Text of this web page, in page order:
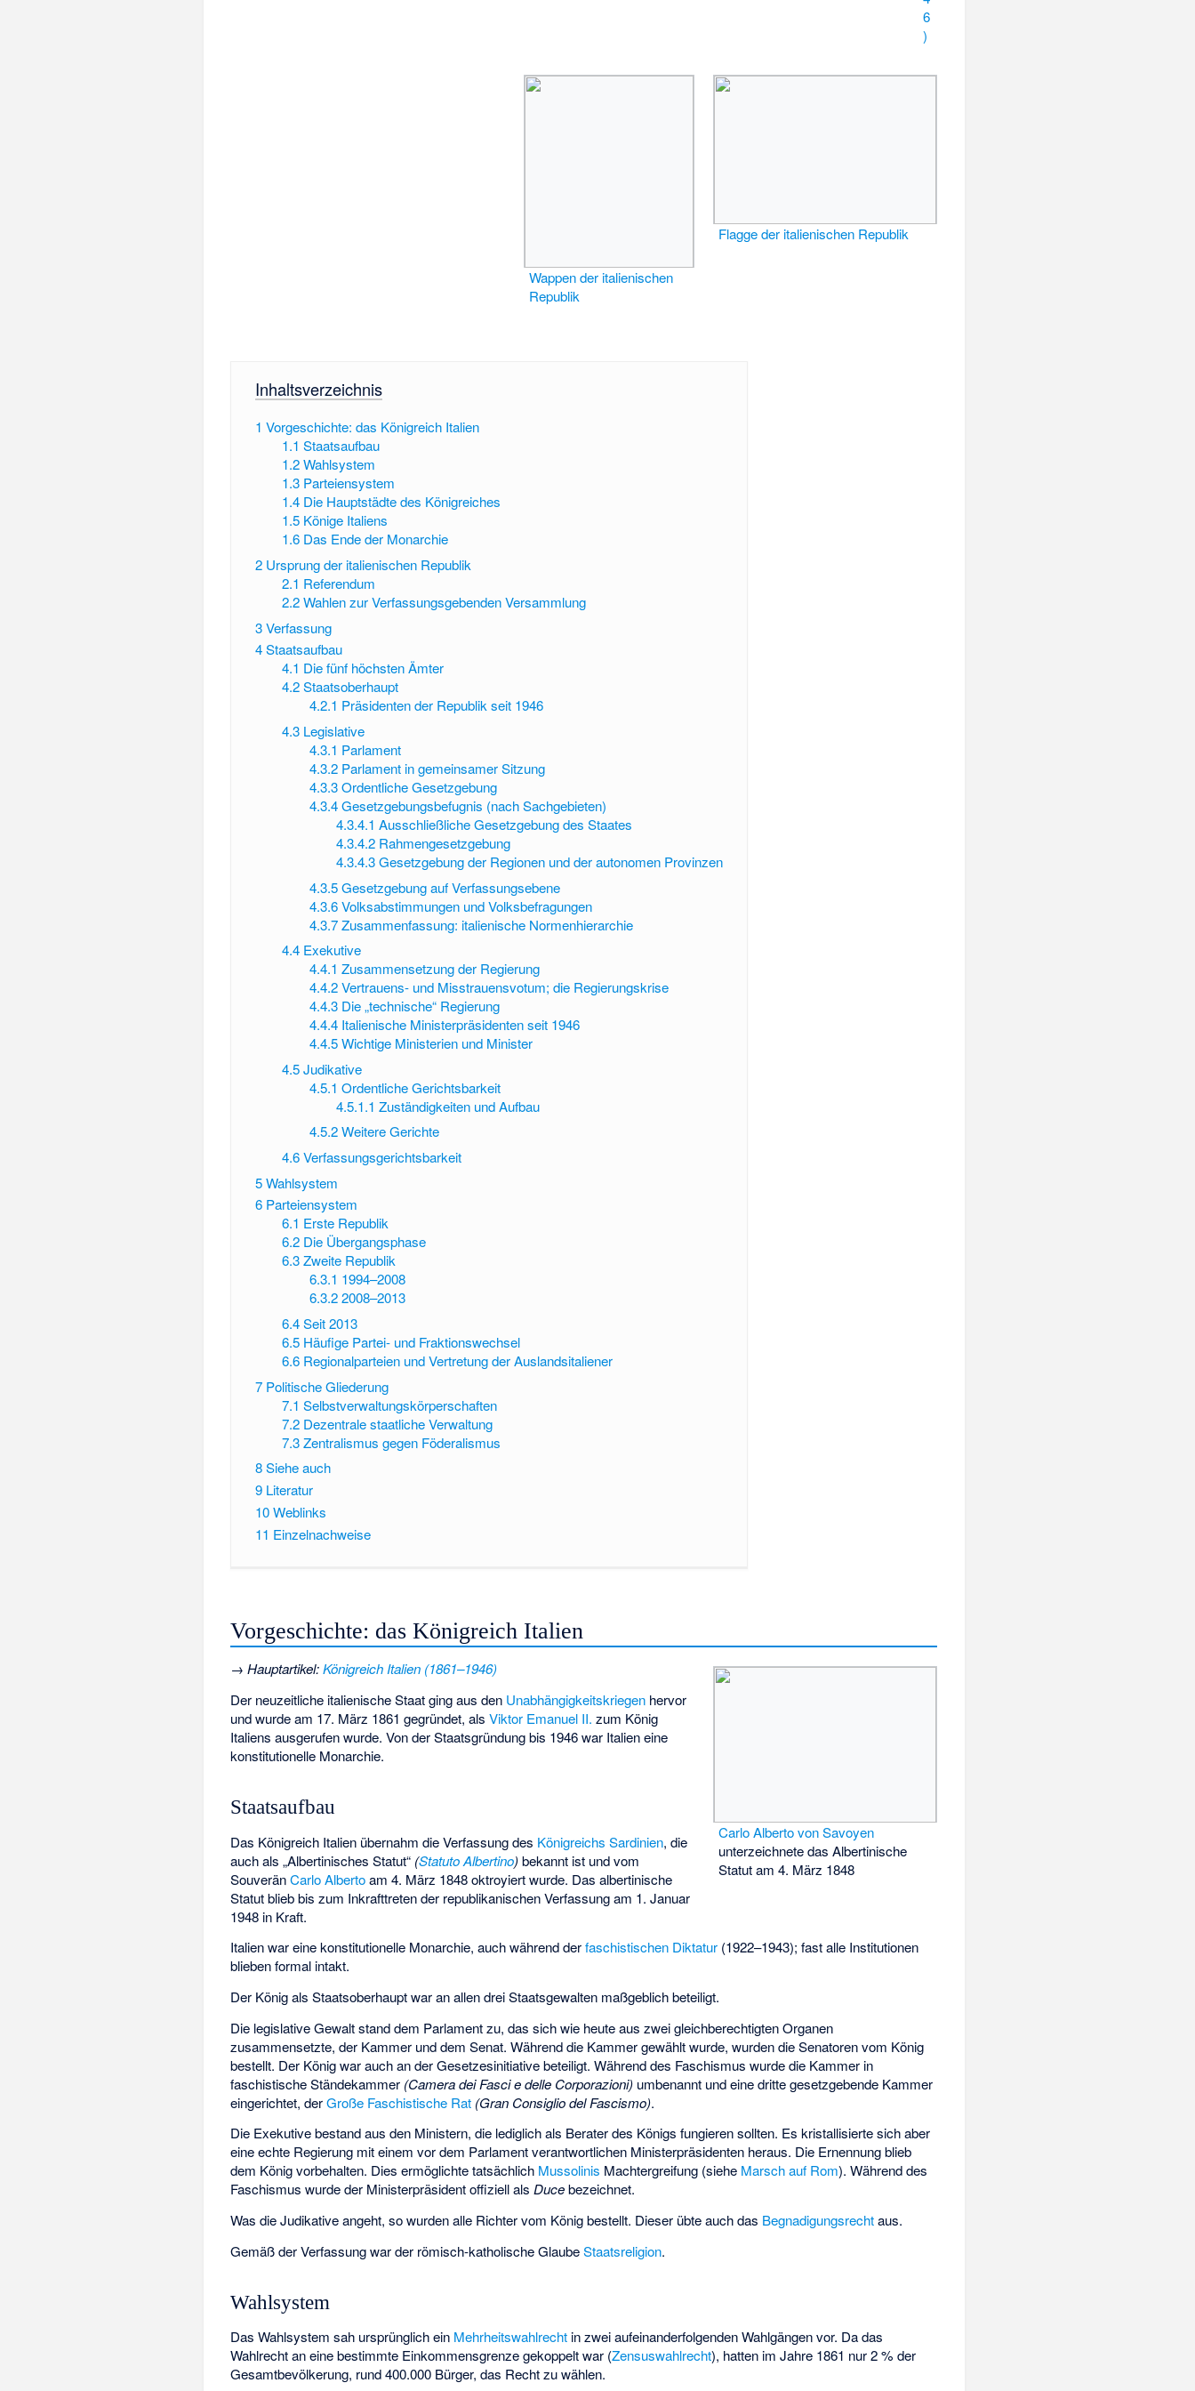
6
)
Flagge der italienischen Republik
Wappen der italienischen
Republik
Inhaltsverzeichnis
1 Vorgeschichte: das Königreich Italien
1.1 Staatsaufbau
1.2 Wahlsystem
1.3 Parteiensystem
1.4 Die Hauptstädte des Königreiches
1.5 Könige Italiens
1.6 Das Ende der Monarchie
2 Ursprung der italienischen Republik
2.1 Referendum
2.2 Wahlen zur Verfassungsgebenden Versammlung
3Verfassung
4Staatsaufbau
4.1 Die fünf höchsten Ämter
4.2 Staatsoberhaupt
4.2.1 Präsidenten der Republik seit 1946
4.3 Legislative
4.3.1 Parlament
4.3.2 Parlament in gemeinsamer Sitzung
4.3.3 Ordentliche Gesetzgebung
4.3.4 Gesetzgebungsbefugnis (nach Sachgebieten)
4.3.4.1 Ausschließliche Gesetzgebung des Staates
4.3.4.2 Rahmengesetzgebung
4.3.4.3Gesetzgebung der Regionen und der autonomen Provinzen
4.3.5 Gesetzgebung auf Verfassungsebene
4.3.6 Volksabstimmungen und Volksbefragungen
4.3.7 Zusammenfassung: italienische Normenhierarchie
4.4 Exekutive
4.4.1 Zusammensetzung der Regierung
4.4.2 Vertrauens- und Misstrauensvotum; die Regierungskrise
4.4.3 Die „technische“ Regierung
4.4.4 Italienische Ministerpräsidenten seit 1946
4.4.5 Wichtige Ministerien und Minister
4.5 Judikative
4.5.1 Ordentliche Gerichtsbarkeit
4.5.1.1 Zuständigkeiten und Aufbau
4.5.2 Weitere Gerichte
4.6 Verfassungsgerichtsbarkeit
5Wahlsystem
6 Parteiensystem
6.1 Erste Republik
6.2 Die Übergangsphase
6.3 Zweite Republik
6.3.1 1994–2008
6.3.2 2008–2013
6.4 Seit 2013
6.5 Häufige Partei- und Fraktionswechsel
6.6 Regionalparteien und Vertretung der Auslandsitaliener
7 Politische Gliederung
7.1 Selbstverwaltungskörperschaften
7.2 Dezentrale staatliche Verwaltung
7.3 Zentralismus gegen Föderalismus
8Siehe auch
9 Literatur
10Weblinks
11 Einzelnachweise
Vorgeschichte: das Königreich Italien
Carlo Alberto von Savoyen
unterzeichnete das Albertinische
Statut am 4. März 1848
→Hauptartikel:Königreich Italien (1861–1946)
Der neuzeitliche italienische Staat ging aus den Unabhängigkeitskriegen hervor
und wurde am 17. März 1861 gegründet, alsViktor Emanuel II. zum König
Italiens ausgerufen wurde. Von der Staatsgründung bis 1946 war Italien eine
konstitutionelle Monarchie.
Staatsaufbau
Das Königreich Italien übernahm die Verfassung des Königreichs Sardinien, die
auch als „Albertinisches Statut“ (Statuto Albertino)bekannt ist und vom
SouveränCarlo Albertoam 4. März 1848 oktroyiert wurde. Das albertinische
Statut blieb bis zum Inkrafttreten der republikanischen Verfassung am 1. Januar
1948 in Kraft.
Italien war eine konstitutionelle Monarchie, auch während derfaschistischen Diktatur (1922–1943); fast alle Institutionen
blieben formal intakt.
Der König als Staatsoberhaupt war an allen drei Staatsgewalten maßgeblich beteiligt.
Die legislative Gewalt stand dem Parlament zu, das sich wie heute aus zwei gleichberechtigten Organen
zusammensetzte, der Kammer und dem Senat. Während die Kammer gewählt wurde, wurden die Senatoren vom König
bestellt. Der König war auch an der Gesetzesinitiative beteiligt. Während des Faschismus wurde die Kammer in
faschistische Ständekammer (Camera dei Fasci e delle Corporazioni) umbenannt und eine dritte gesetzgebende Kammer
eingerichtet, derGroße Faschistische Rat (Gran Consiglio del Fascismo).
Die Exekutive bestand aus den Ministern, die lediglich als Berater des Königs fungieren sollten. Es kristallisierte sich aber
eine echte Regierung mit einem vor dem Parlament verantwortlichen Ministerpräsidenten heraus. Die Ernennung blieb
dem König vorbehalten. Dies ermöglichte tatsächlich Mussolinis Machtergreifung (siehe Marsch auf Rom). Während des
Faschismus wurde der Ministerpräsident offiziell alsDucebezeichnet.
Was die Judikative angeht, so wurden alle Richter vom König bestellt. Dieser übte auch das Begnadigungsrechtaus.
Gemäß der Verfassung war der römisch-katholische GlaubeStaatsreligion.
Wahlsystem
Das Wahlsystem sah ursprünglich ein Mehrheitswahlrecht in zwei aufeinanderfolgenden Wahlgängen vor. Da das
Wahlrecht an eine bestimmte Einkommensgrenze gekoppelt war (Zensuswahlrecht), hatten im Jahre 1861 nur 2 % der
Gesamtbevölkerung, rund 400.000 Bürger, das Recht zu wählen.